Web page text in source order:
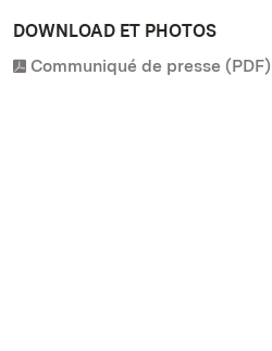
DOWNLOAD ET PHOTOS
Communiqué de presse (PDF)